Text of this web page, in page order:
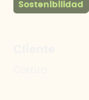
Sostenibilidad